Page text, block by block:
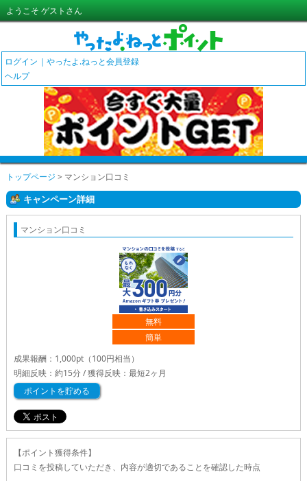
ようこそ ゲストさん
ログイン
やったよ.ねっと会員登録
ヘルプ
トップページ > マンション口コミ
キャンペーン詳細
マンション口コミ
無料
簡単
成果報酬： 1,000pt（100円相当）
明細反映：約15分 / 獲得反映：最短2ヶ月
ポイントを貯める
【ポイント獲得条件】
口コミを投稿していただき、内容が適切であることを確認した時点